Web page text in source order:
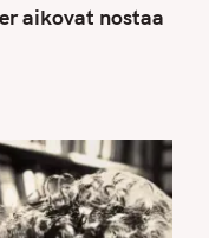
aikovat nostaa